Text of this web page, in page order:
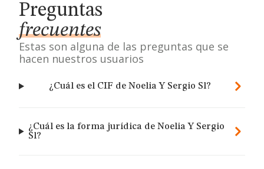
Preguntas
frecuentes
Estas son alguna de las preguntas que se
hacen nuestros usuarios
¿Cuál es el CIF de Noelia Y Sergio Sl?
¿Cuál es la forma jurídica de Noelia Y Sergio
Sl?